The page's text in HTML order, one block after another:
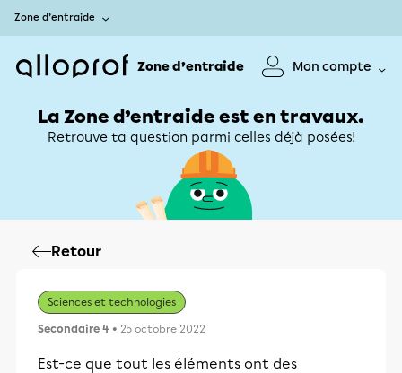
Zone d’entraide
Zone d’entraide Mon compte
La Zone d’entraide est en travaux.
Retrouve ta question parmi celles déjà posées!
Retour
Sciences et technologies
Secondaire 4 • 25 octobre 2022
Est-ce que tout les éléments ont des